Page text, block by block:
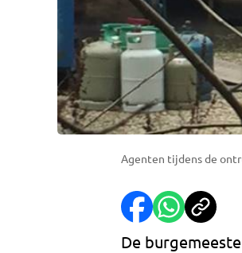
Agenten tijdens de
De